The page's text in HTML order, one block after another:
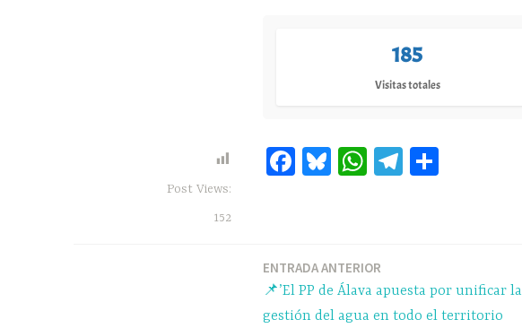
185
Visitas totales
Post Views:
152
Fa Bl W
pp
Te
m
r
ENTRADA ANTERIOR
📌’El PP de Álava apuesta por unificar la
gestión del agua en todo el territorio